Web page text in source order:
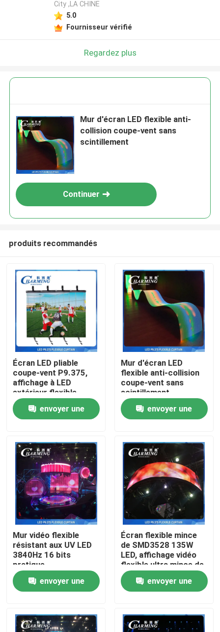
Aperçu
Produits
VR Show
A propos de nous
Visite d'usine
Contrôle de la qualité
Contact
nouvelles
Affichage de mur vidéo LED
City ,LA CHINE
5.0
Fournisseur vérifié
Regardez plus
Mur d'écran LED flexible anti-
collision coupe-vent sans
scintillement
Continuer
produits recommandés
Écran LED pliable
coupe-vent P9.375,
affichage à LED
extérieur flexible
d'Untra Slim
envoyer une
Mur d'écran LED
flexible anti-collision
coupe-vent sans
scintillement
envoyer une
Mur vidéo flexible
résistant aux UV LED
3840Hz 16 bits
pratique
envoyer une
Écran flexible mince
de SMD3528 135W
LED, affichage vidéo
flexible ultra mince de
LED
envoyer une